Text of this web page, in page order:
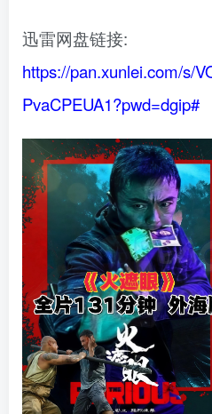
迅雷网盘链接:
https://pan.xunlei.com/s/
PvaCPEUA1?pwd=dgip#